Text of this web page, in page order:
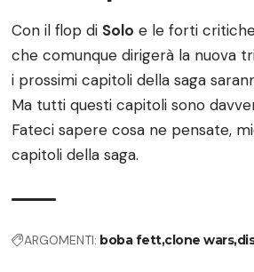
Con il flop di Solo e le forti
che comunque dirigerà la nuova
i prossimi capitoli della saga
Ma tutti questi capitoli sono
Fateci sapere cosa ne pensate,
capitoli della saga.
ARGOMENTI: boba fettclone wars